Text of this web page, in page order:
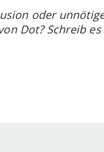
oder
Dot? Schreib